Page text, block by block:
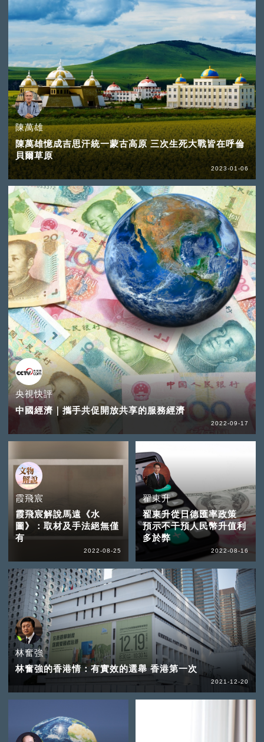
陳萬雄
陳萬雄憶成吉思汗統一蒙古高原 三次生死大戰皆在呼倫
貝爾草原
2023-01-06
央視快評
中國經濟｜攜手共促開放共享的服務經濟
2022-09-17
霞飛宸
霞飛宸解說馬遠《水
圖》：取材及手法絕無僅
有
2022-08-25
翟東升
翟東升從日德匯率政策
預示不干預人民幣升值利
多於弊
2022-08-16
林奮強
林奮強的香港情：有實效的選舉 香港第一次
2021-12-20